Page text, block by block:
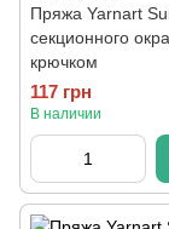
Пряжа Yarnart
секционного
крючком
117 грн
В наличии